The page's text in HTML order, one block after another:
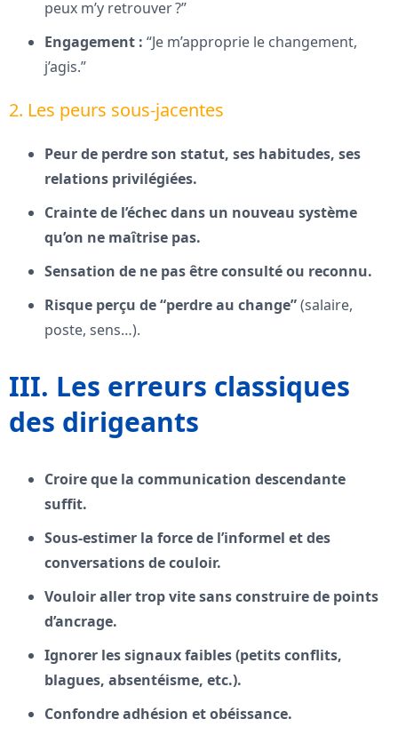
peux m’y retrouver ?”
Engagement : “Je m’approprie le changement,
j’agis.”
2. Les peurs sous-jacentes
Peur de perdre son statut, ses habitudes, ses
relations privilégiées.
Crainte de l’échec dans un nouveau système
qu’on ne maîtrise pas.
Sensation de ne pas être consulté ou reconnu.
Risque perçu de “perdre au change”(salaire,
poste, sens…).
III. Les erreurs classiques
des dirigeants
Croire que la communication descendante
suffit.
Sous-estimer la force de l’informel et des
conversations de couloir.
Vouloir aller trop vite sans construire de points
d’ancrage.
Ignorer les signaux faibles (petits conflits,
blagues, absentéisme, etc.).
Confondre adhésion et obéissance.